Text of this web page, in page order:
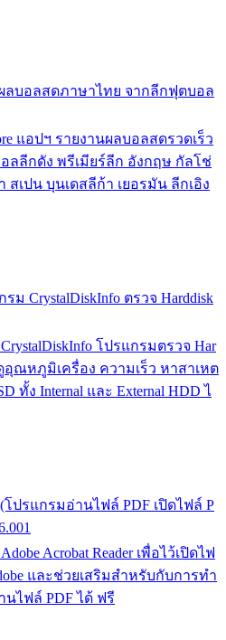
ผลบอลสดภาษาไทย จากลีกฟุตบอล
แอปฯ รายงานผลบอลสดรวดเร็ว
ลลีกดัง พรีเมียร์ลีก อังกฤษ กัลโช่
สเปน บุนเดสลีก้า เยอรมัน ลีกเอิง
รม CrystalDiskInfo ตรวจ Harddisk
โปรแกรมตรวจ Har
อุณหภูมิเครื่อง ความเร็ว หาสาเหต
ทั้ง Internal และ External HDD ไ
(โปรแกรมอ่านไฟล์ PDF เปิดไฟล์ P
Acrobat Reader เพื่อไว้เปิดไฟ
และช่วยเสริมสำหรับกับการทำ
นไฟล์ PDF ได้ ฟรี